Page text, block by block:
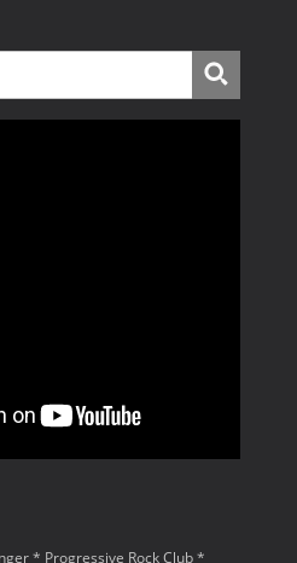
* Progressive Rock Club *